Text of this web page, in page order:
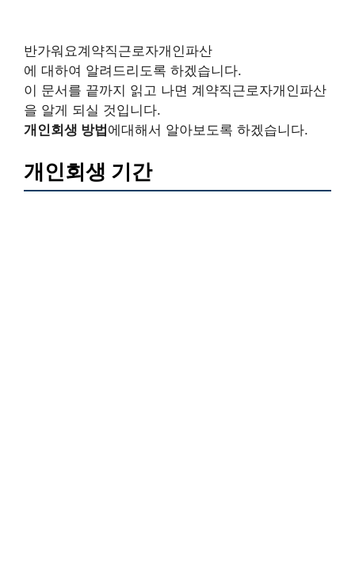
반가워요계약직근로자개인파산
에 대하여 알려드리도록 하겠습니다.
이 문서를 끝까지 읽고 나면 계약직근로자개인파산
을 알게 되실 것입니다.
개인회생 방법에대해서 알아보도록 하겠습니다.
개인회생 기간